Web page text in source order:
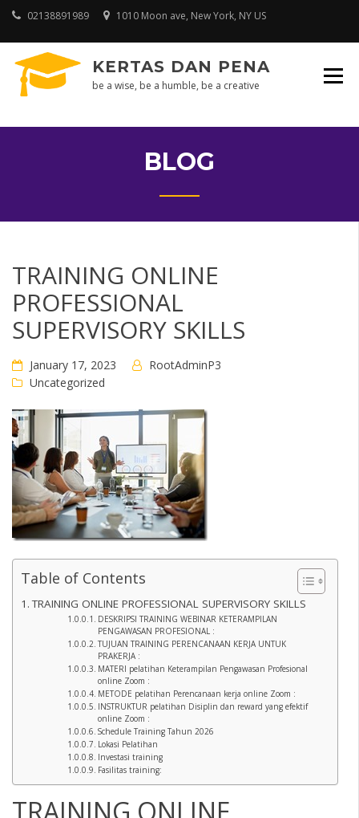
Skip
content
02138891989 1010 Moon ave, New York, NY US
KERTAS DAN PENA
be a wise, be a humble, be a creative
BLOG
TRAINING ONLINE
PROFESSIONAL
SUPERVISORY SKILLS
January 17, 2023
RootAdminP3
Uncategorized
Table of Contents
TRAINING ONLINE PROFESSIONAL SUPERVISORY SKILLS
DESKRIPSI TRAINING WEBINAR KETERAMPILAN
PENGAWASAN PROFESIONAL :
TUJUAN TRAINING PERENCANAAN KERJA UNTUK
PRAKERJA :
MATERI pelatihan Keterampilan Pengawasan Profesional
online Zoom :
METODE pelatihan Perencanaan kerja online Zoom :
INSTRUKTUR pelatihan Disiplin dan reward yang efektif
online Zoom :
Schedule Training Tahun 2026
Lokasi Pelatihan
Investasi training
Fasilitas training: